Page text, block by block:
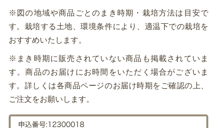
※図の地域や商品ごとのまき時期・栽培方法は目安で
す。栽培する土地、環境条件により、適温下での栽培を
おすすめいたします。
※まき時期に販売されていない商品も掲載されていま
す。商品のお届けにお時間をいただく場合がございま
す。詳しくは各商品ページのお届け時期をご確認の上、
ご注文をお願いします。